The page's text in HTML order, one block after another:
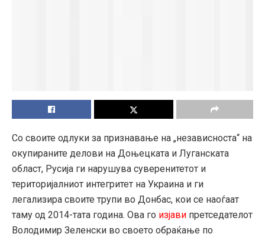
Со своите одлуки за признавање на „независноста“ на
окупираните делови на Доњецката и Луганската
област, Русија ги нарушува суверенитетот и
територијалниот интегритет на Украина и ги
легализира своите трупи во Донбас, кои се наоѓаат
таму од 2014-тата година. Ова го изјави претседателот
Володимир Зеленски во своето обраќање по